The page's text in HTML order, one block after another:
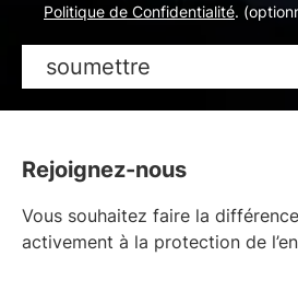
Politique de Confidentialité.
soumettre
Rejoignez-nous
Vous souhaitez faire la
activement à la protection de